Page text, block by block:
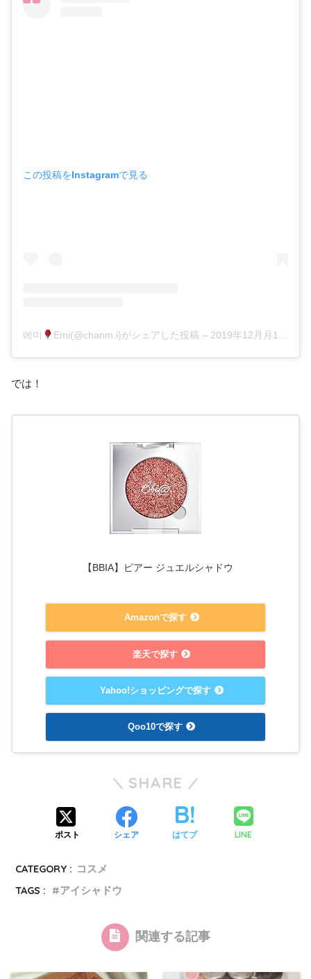
この投稿をInstagramで見る
에미 Emi(@chanm.i)がシェアした投稿 – 2019年12月月11日午前1時34分PST
では！
【BBIA】ピアー ジュエルシャドウ
Amazonで探す
楽天で探す
Yahoo!ショッピングで探す
Qoo10で探す
SHARE
ポスト シェア はてブ LINE
CATEGORY : コスメ
TAGS :
アイシャドウ
関連する記事